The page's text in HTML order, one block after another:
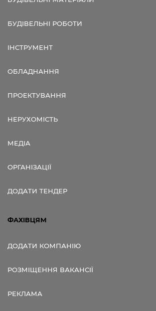
БУДІВЕЛЬНІ РОБОТИ
ІНСТРУМЕНТ
ОБЛАДНАННЯ
ПРОЕКТУВАННЯ
НЕРУХОМІСТЬ
МЕДІА
ОРГАНІЗАЦІЇ
ДОДАТИ ТЕНДЕР
ФАХІВЦЯМ
ДОДАТИ КОМПАНІЮ
РОЗМІЩЕННЯ ВАКАНСІЇ
РЕКЛАМА